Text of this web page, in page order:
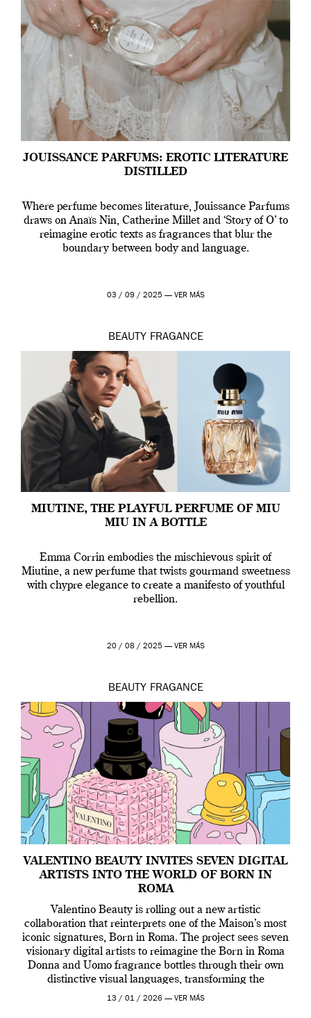
JOUISSANCE PARFUMS: EROTIC LITERATURE
DISTILLED
Where perfume becomes literature, Jouissance Parfums
draws on Anaïs Nin, Catherine Millet and ‘Story of O’ to
reimagine erotic texts as fragrances that blur the
boundary between body and language.
03 / 09 / 2025 — VER MÁS
BEAUTY FRAGANCE
MIUTINE, THE PLAYFUL PERFUME OF MIU
MIU IN A BOTTLE
Emma Corrin embodies the mischievous spirit of
Miutine, a new perfume that twists gourmand sweetness
with chypre elegance to create a manifesto of youthful
rebellion.
20 / 08 / 2025 — VER MÁS
BEAUTY FRAGANCE
VALENTINO BEAUTY INVITES SEVEN DIGITAL
ARTISTS INTO THE WORLD OF BORN IN
ROMA
Valentino Beauty is rolling out a new artistic
collaboration that reinterprets one of the Maison’s most
iconic signatures, Born in Roma. The project sees seven
visionary digital artists to reimagine the Born in Roma
Donna and Uomo fragrance bottles through their own
distinctive visual languages, transforming the
emblematic design into a contemporary canvas.
13 / 01 / 2026 — VER MÁS